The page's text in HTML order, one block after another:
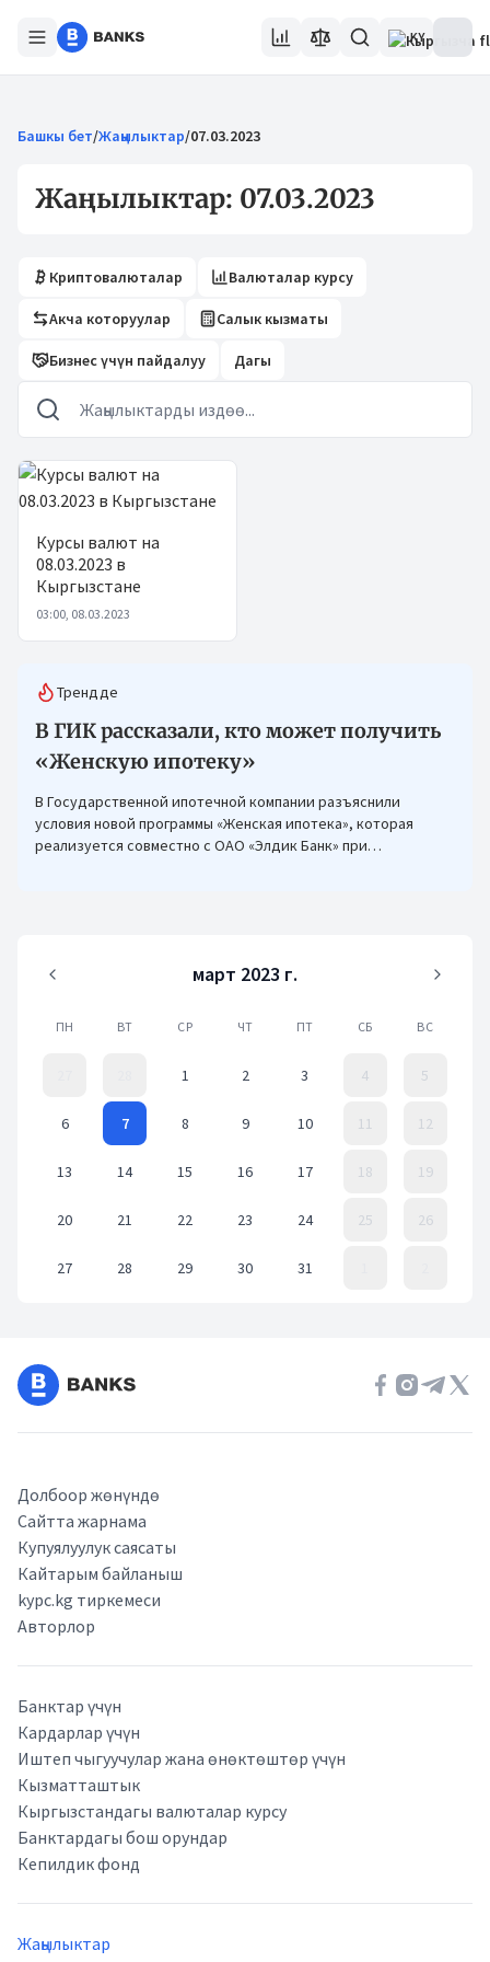
KY
Башкы бет/Жаңылыктар/07.03.2023
Жаңылыктар: 07.03.2023
Криптовалюталар Валюталар курсу
Акча которуулар Салык кызматы
Бизнес үчүн пайдалуу Дагы
Жаңылыктар
Курсы валют на
08.03.2023 в
Кыргызстане
03:00, 08.03.2023
Трендде
В ГИК рассказали, кто может получить
«Женскую ипотеку»
В Государственной ипотечной компании разъяснили
условия новой программы «Женская ипотека», которая
реализуется совместно с ОАО «Элдик Банк» при
март 2023 г.
ПН ВТ СР ЧТ ПТ СБ ВС
1 2 3 4 5
6 7 8 9 10 11 12
13 14 15 16 17 18 19
20 21 22 23 24 25 26
27 28 29 30 31
Долбоор жөнүндө
Сайтта жарнама
Купуялуулук саясаты
Кайтарым байланыш
kypc.kg тиркемеси
Авторлор
Банктар үчүн
Кардарлар үчүн
Иштеп чыгуучулар жана өнөктөштөр үчүн
Кызматташтык
Кыргызстандагы валюталар курсу
Банктардагы бош орундар
Кепилдик фонд
Жаңылыктар